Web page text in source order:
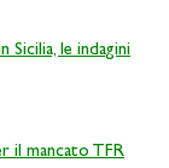
Sicilia, le indagini
il mancato TFR